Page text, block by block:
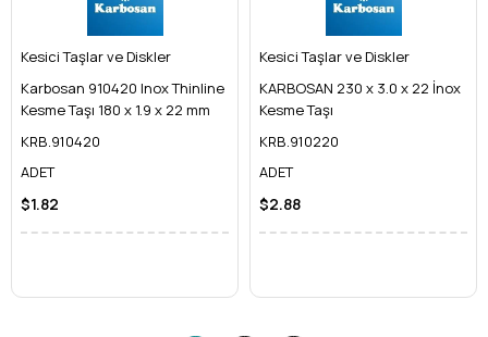
Kesici Taşlar ve Diskler
Karbosan 910420 Inox Thinline
Kesme Taşı 180 x 1.9 x 22 mm
KRB.910420
ADET
$1.82
Kesici Taşlar ve Diskler
KARBOSAN 230 x 3.0 x 22 İnox
Kesme Taşı
KRB.910220
ADET
$2.88